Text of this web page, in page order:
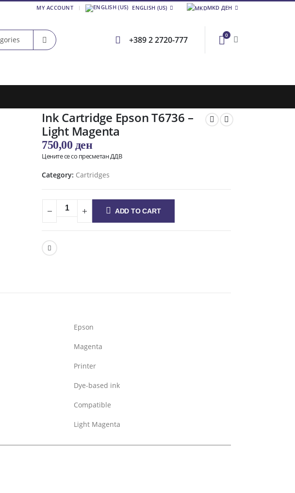
MY ACCOUNT ENGLISH (US) MKD ДЕН
+389 2 2720-777 0
Ink Cartridge Epson T6736 –
Light Magenta
750,00 ден
Цените се со пресметан ДДВ
Category: Cartridges
ADD TO CART
Epson
Magenta
Printer
Dye-based ink
Compatible
Light Magenta